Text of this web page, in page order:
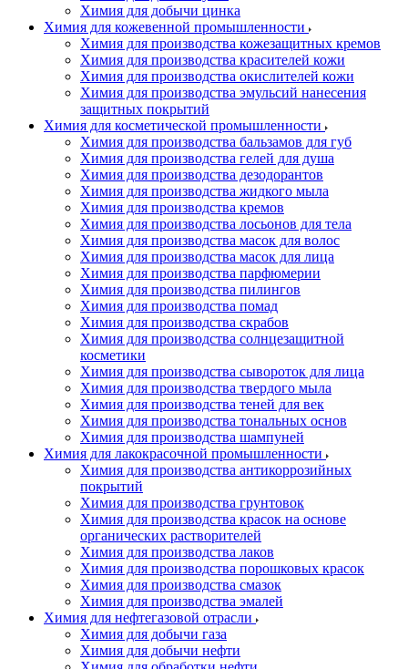
Химия для добычи цинка
Химия для кожевенной промышленности
Химия для производства кожезащитных кремов
Химия для производства красителей кожи
Химия для производства окислителей кожи
Химия для производства эмульсий нанесения
защитных покрытий
Химия для косметической промышленности
Химия для производства бальзамов для губ
Химия для производства гелей для душа
Химия для производства дезодорантов
Химия для производства жидкого мыла
Химия для производства кремов
Химия для производства лосьонов для тела
Химия для производства масок для волос
Химия для производства масок для лица
Химия для производства парфюмерии
Химия для производства пилингов
Химия для производства помад
Химия для производства скрабов
Химия для производства солнцезащитной
косметики
Химия для производства сывороток для лица
Химия для производства твердого мыла
Химия для производства теней для век
Химия для производства тональных основ
Химия для производства шампуней
Химия для лакокрасочной промышленности
Химия для производства антикоррозийных
покрытий
Химия для производства грунтовок
Химия для производства красок на основе
органических растворителей
Химия для производства лаков
Химия для производства порошковых красок
Химия для производства смазок
Химия для производства эмалей
Химия для нефтегазовой отрасли
Химия для добычи газа
Химия для добычи нефти